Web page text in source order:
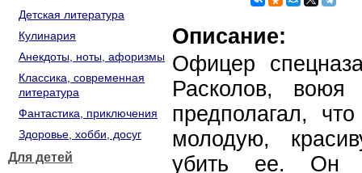
Детская литература
Кулинария
Анекдоты, ноты, афоризмы
Классика, современная
литература
Фантастика, приключения
Здоровье, хобби, досуг
Для детей
Описание:
Офицер
Расколов,
предполагал,
молодую,
убить ее. Он